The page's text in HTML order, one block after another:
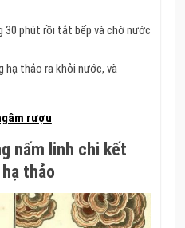
30 phút rồi tắt bếp và chờ nước
hạ thảo ra khỏi nước, và
rượu
nấm linh chi kết
thảo